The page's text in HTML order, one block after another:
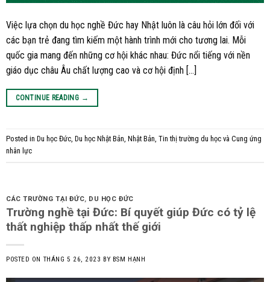
Việc lựa chọn du học nghề Đức hay Nhật luôn là câu hỏi lớn đối với
các bạn trẻ đang tìm kiếm một hành trình mới cho tương lai. Mỗi
quốc gia mang đến những cơ hội khác nhau: Đức nổi tiếng với nền
giáo dục châu Âu chất lượng cao và cơ hội định […]
CONTINUE READING →
Posted in Du học Đức, Du học Nhật Bản, Nhật Bản, Tin thị trường du học và Cung ứng
nhân lực
CÁC TRƯỜNG TẠI ĐỨC, DU HỌC ĐỨC
Trường nghề tại Đức: Bí quyết giúp Đức có tỷ lệ
thất nghiệp thấp nhất thế giới
POSTED ON THÁNG 5 26, 2023 BY BSM HẠNH